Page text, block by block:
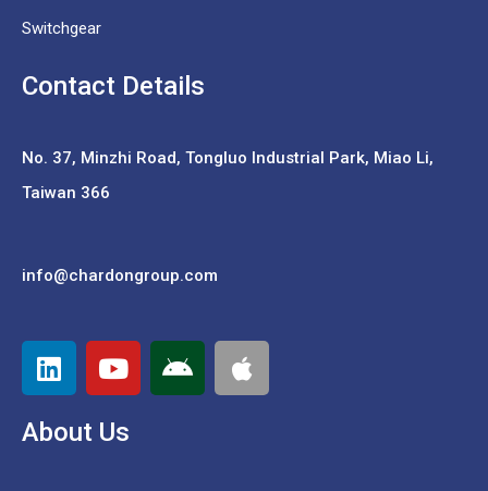
Switchgear
Contact Details
No. 37, Minzhi Road, Tongluo Industrial Park, Miao Li,
Taiwan 366
info@chardongroup.com
About Us